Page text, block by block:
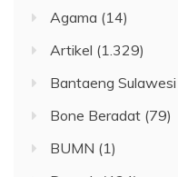
Agama (14)
Artikel (1.329)
Bantaeng
Bone Beradat (79)
BUMN (1)